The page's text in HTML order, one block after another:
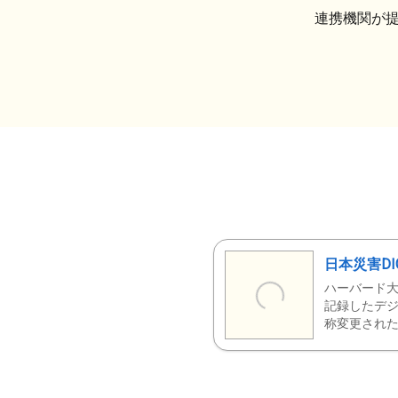
連携機関が
日本災害
ハーバード
記録したデ
称変更された